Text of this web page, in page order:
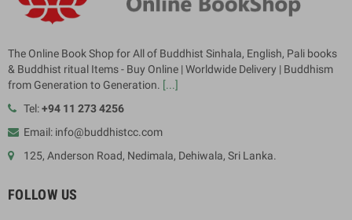
The Online Book Shop for All of Buddhist Sinhala, English, Pali books
& Buddhist ritual Items - Buy Online | Worldwide Delivery | Buddhism
from Generation to Generation. [...]
Tel:+94 11 273 4256
Email: info@buddhistcc.com
125, Anderson Road, Nedimala, Dehiwala, Sri Lanka.
FOLLOW US